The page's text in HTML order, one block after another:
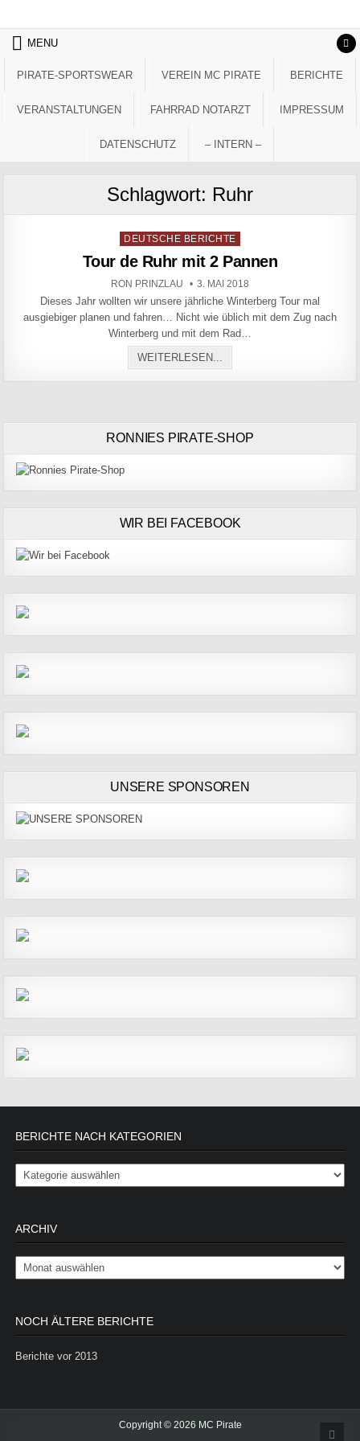
MENU
PIRATE-SPORTSWEAR VEREIN MC PIRATE BERICHTE
VERANSTALTUNGEN FAHRRAD NOTARZT IMPRESSUM
DATENSCHUTZ – INTERN –
Schlagwort: Ruhr
Posted in
DEUTSCHE BERICHTE
Tour de Ruhr mit 2 Pannen
AUTHOR:
RON PRINZLAU PUBLISHED DATE:
3. MAI 2018
Dieses Jahr wollten wir unsere jährliche Winterberg Tour mal
ausgiebiger planen und fahren… Nicht wie üblich mit dem Zug nach
Winterberg und mit dem Rad…
WEITERLESEN...
RONNIES PIRATE-SHOP
WIR BEI FACEBOOK
UNSERE SPONSOREN
BERICHTE NACH KATEGORIEN
Berichte nach Kategorien
ARCHIV
Archiv
NOCH ÄLTERE BERICHTE
Berichte vor 2013
Copyright © 2026 MC Pirate